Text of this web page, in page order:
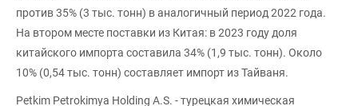
против 35% (3 тыс. тонн) в аналогичный период 2022 года.
На втором месте поставки из Китая: в 2023 году доля
китайского импорта составила 34% (1,9 тыс. тонн). Около
10% (0,54 тыс. тонн) составляет импорт из Тайваня.
Petkim Petrokimya Holding A.S. - турецкая химическая